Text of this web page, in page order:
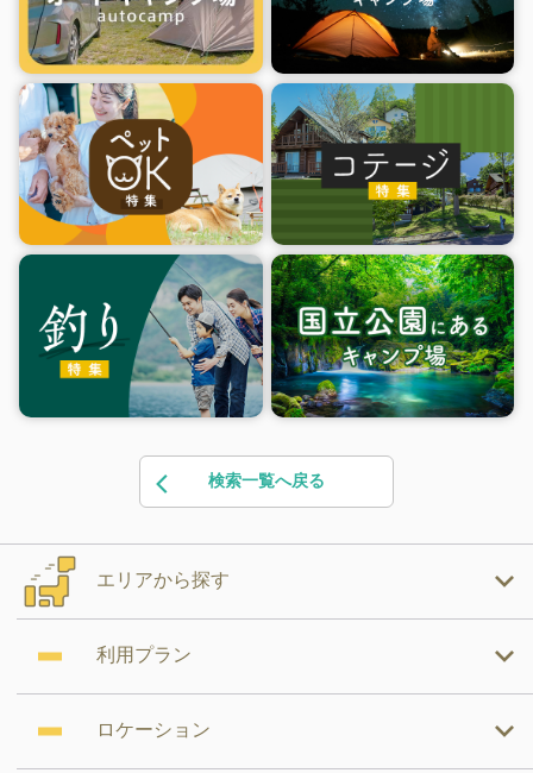
検索一覧へ戻る
エリアから探す
利用プラン
ロケーション